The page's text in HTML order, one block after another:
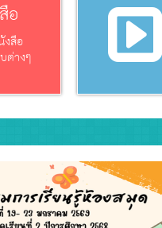
อ
งสือ
ต่างๆ